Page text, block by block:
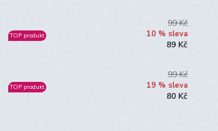
TOP produkt
99 Kč
10 % sleva
89 Kč
TOP produkt
99 Kč
19 % sleva
80 Kč